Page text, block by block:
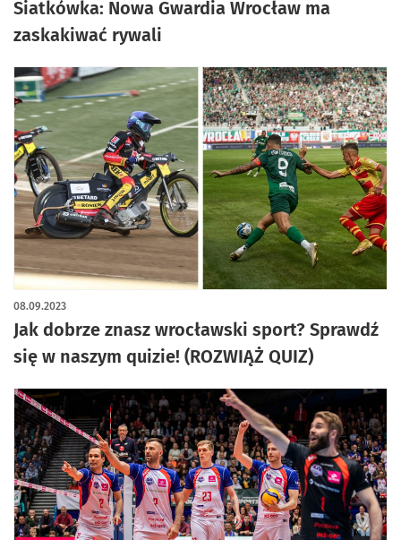
Siatkówka: Nowa Gwardia Wrocław ma
zaskakiwać rywali
Jak dobrze znasz wrocławski sport? Sprawdź
się w naszym quizie! (ROZWIĄŻ QUIZ)
08.09.2023